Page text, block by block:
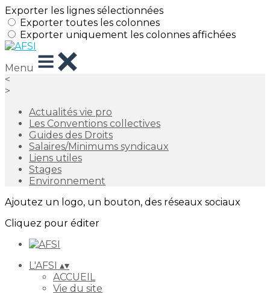
Exporter les lignes sélectionnées
Exporter toutes les colonnes
Exporter uniquement les colonnes affichées
Menu
<
>
Actualités vie pro
Les Conventions collectives
Guides des Droits
Salaires/Minimums syndicaux
Liens utiles
Stages
Environnement
Ajoutez un logo, un bouton, des réseaux sociaux
Cliquez pour éditer
L'AFSI ▴▾
ACCUEIL
Vie du site